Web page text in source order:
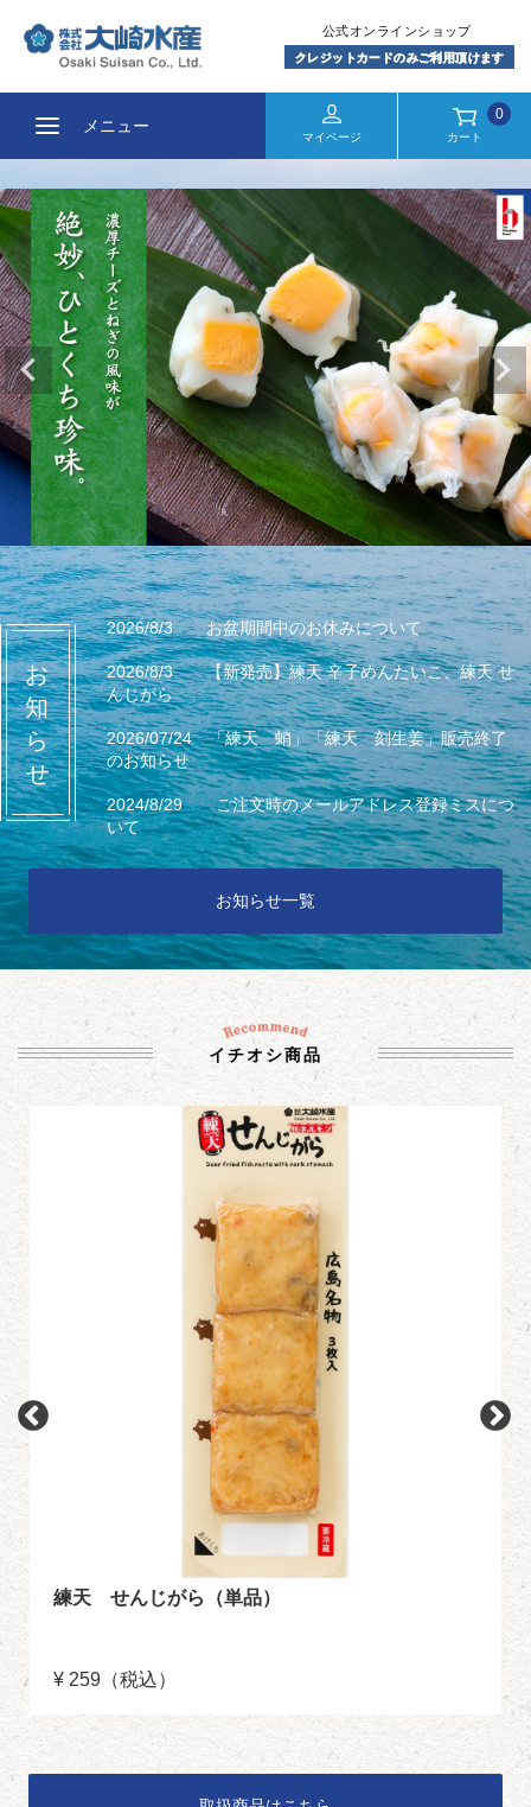
メニュー
マイページ カート
0
2026/8/3 お盆期間中のお休みについて
2026/8/3 【新発売】練天 辛子めんたいこ、練天 せ
んじがら
2026/07/24 「練天 蛸」「練天 刻生姜」販売終了
のお知らせ
2024/8/29 ご注文時のメールアドレス登録ミスにつ
いて
お知らせ一覧
イチオシ商品
練天 せんじがら（単品）
¥ 259（税込）